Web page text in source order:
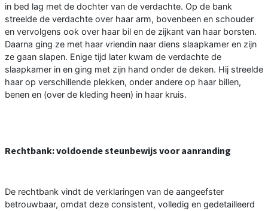
in bed lag met de dochter van de verdachte. Op de bank
streelde de verdachte over haar arm, bovenbeen en schouder
en vervolgens ook over haar bil en de zijkant van haar borsten.
Daarna ging ze met haar vriendin naar diens slaapkamer en zijn
ze gaan slapen. Enige tijd later kwam de verdachte de
slaapkamer in en ging met zijn hand onder de deken. Hij streelde
haar op verschillende plekken, onder andere op haar billen,
benen en (over de kleding heen) in haar kruis.
Rechtbank: voldoende steunbewijs voor aanranding
De rechtbank vindt de verklaringen van de aangeefster
betrouwbaar, omdat deze consistent, volledig en gedetailleerd